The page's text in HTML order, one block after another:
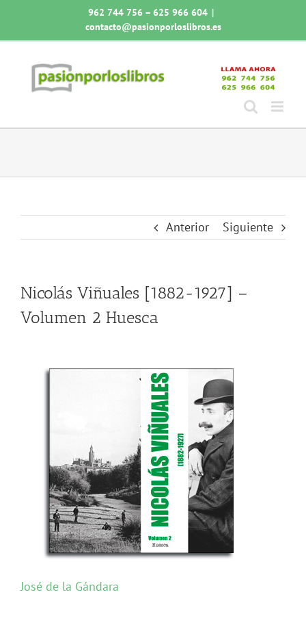
contenido
962 744 756 – 625 966 604 |
contacto@pasionporloslibros.es
Anterior Siguiente
Nicolás Viñuales [1882-1927] –
Volumen 2 Huesca
José de la Gándara